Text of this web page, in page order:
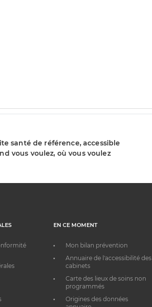
santé de référence, accessible
vous voulez, où vous voulez
EN CE MOMENT
Mon bilan prévention
Annuaire de l'accessibilité des
cabinets
Carte des lieux de soins non
programmés
Origines des données